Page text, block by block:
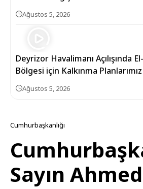
Ağustos 5, 2026
Deyrizor Havalimanı Açılışında
Bölgesi için Kalkınma
Ağustos 5, 2026
Cumhurbaşkanlığı
Sayın